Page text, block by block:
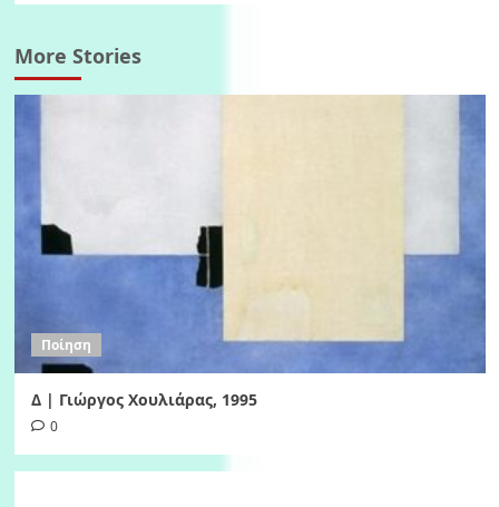
More Stories
Ποίηση
Δ | Γιώργος Χουλιάρας, 1995
0